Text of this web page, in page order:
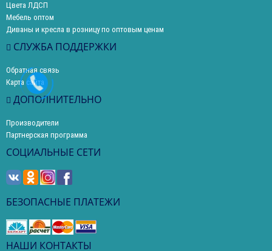
Цвета ЛДСП
Мебель оптом
Диваны и кресла в розницу по оптовым ценам
СЛУЖБА ПОДДЕРЖКИ
Обратная связь
Карта сайта
ДОПОЛНИТЕЛЬНО
Производители
Партнерская программа
СОЦИАЛЬНЫЕ СЕТИ
БЕЗОПАСНЫЕ ПЛАТЕЖИ
НАШИ КОНТАКТЫ